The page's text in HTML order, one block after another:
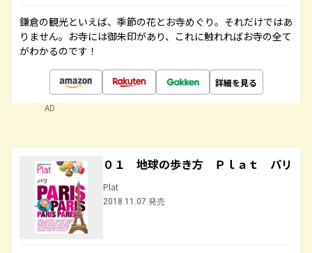
鎌倉の観光といえば、季節の花とお寺めぐり。それだけではあ
りません。お寺には御朱印があり、これに触れればお寺の全て
がわかるのです！
詳細を見る
AD
０１ 地球の歩き方 Ｐｌａｔ パリ
Plat
2018.11.07 発売